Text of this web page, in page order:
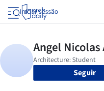
Iniciar sessão
Seguir